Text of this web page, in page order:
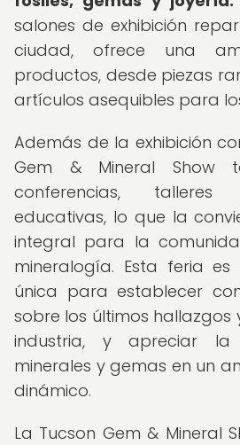
salones de exhibición
ciudad, ofrece una
productos, desde piezas
artículos asequibles para
Además de la exhibición
Gem & Mineral Show
conferencias,
educativas, lo que la
integral para la
mineralogía. Esta feria
única para establecer
sobre los últimos hallazgos
industria, y apreciar
minerales y gemas en un
dinámico.
La Tucson Gem & Mineral